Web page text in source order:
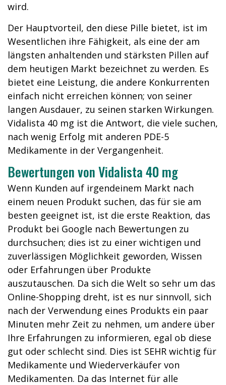
wird.
Der Hauptvorteil, den diese Pille bietet, ist im
Wesentlichen ihre Fähigkeit, als eine der am
längsten anhaltenden und stärksten Pillen auf
dem heutigen Markt bezeichnet zu werden. Es
bietet eine Leistung, die andere Konkurrenten
einfach nicht erreichen können; von seiner
langen Ausdauer, zu seinen starken Wirkungen.
Vidalista 40 mg ist die Antwort, die viele suchen,
nach wenig Erfolg mit anderen PDE-5
Medikamente in der Vergangenheit.
Bewertungen von Vidalista 40 mg
Wenn Kunden auf irgendeinem Markt nach
einem neuen Produkt suchen, das für sie am
besten geeignet ist, ist die erste Reaktion, das
Produkt bei Google nach Bewertungen zu
durchsuchen; dies ist zu einer wichtigen und
zuverlässigen Möglichkeit geworden, Wissen
oder Erfahrungen über Produkte
auszutauschen. Da sich die Welt so sehr um das
Online-Shopping dreht, ist es nur sinnvoll, sich
nach der Verwendung eines Produkts ein paar
Minuten mehr Zeit zu nehmen, um andere über
Ihre Erfahrungen zu informieren, egal ob diese
gut oder schlecht sind. Dies ist SEHR wichtig für
Medikamente und Wiederverkäufer von
Medikamenten. Da das Internet für alle